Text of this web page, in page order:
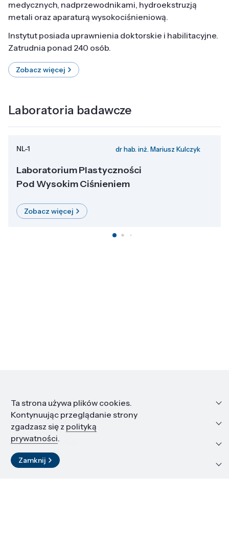
medycznych, nadprzewodnikami, hydroekstruzją
metali oraz aparaturą wysokociśnieniową.
Instytut posiada uprawnienia doktorskie i habilitacyjne.
Zatrudnia ponad 240 osób.
Zobacz więcej
Laboratoria badawcze
NL-1 dr hab. inż. Mariusz Kulczyk
Laboratorium Plastyczności
Pod Wysokim Ciśnieniem
Zobacz więcej
Informacje
Edukacja i kariera
Zasoby i materiały
Kontakt
Ta strona używa plików cookies.
Kontynuując przeglądanie strony
zgadzasz się z polityką
prywatności.
Zamknij